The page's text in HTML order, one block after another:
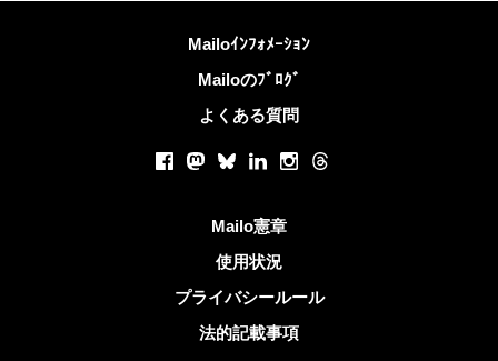
Mailoｲﾝﾌｫﾒｰｼｮﾝ
Mailoのﾌﾞﾛｸﾞ
よくある質問
Facebook
Mastodon
BlueskyLinkedInInstagram
Threads
Mailo憲章
使用状況
プライバシールール
法的記載事項